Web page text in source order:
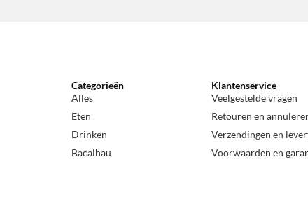
Categorieën
Alles
Eten
Drinken
Bacalhau
Klantenservice
Veelgestelde vragen
Retouren en
Verzendingen en
Voorwaarden en